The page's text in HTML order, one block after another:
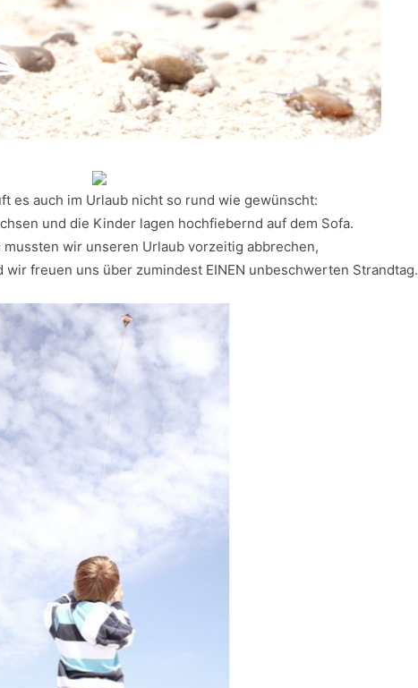
es auch im Urlaub nicht so rund wie gewünscht:
und die Kinder lagen hochfiebernd auf dem Sofa.
wir unseren Urlaub vorzeitig abbrechen,
freuen uns über zumindest EINEN unbeschwerten Strandtag.